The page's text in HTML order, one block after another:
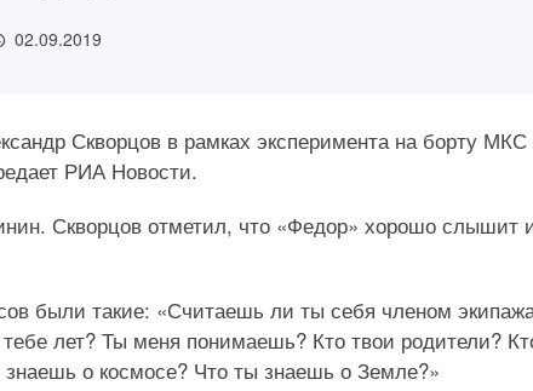
02.09.2019
Скворцов в рамках эксперимента на борту МКС
РИА Новости.
Скворцов отметил, что «Федор» хорошо слышит
были такие: «Считаешь ли ты себя членом
лет? Ты меня понимаешь? Кто твои родители?
о космосе? Что ты знаешь о Земле?»